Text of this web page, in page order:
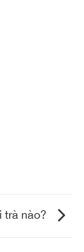
trà nào?